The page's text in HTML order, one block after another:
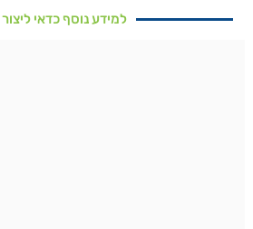
למידע נוסף כדאי